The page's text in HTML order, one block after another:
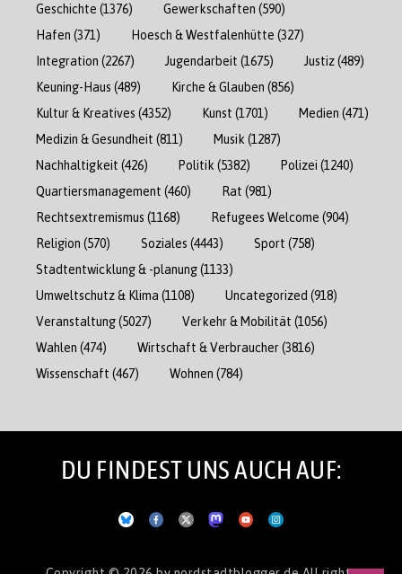
Geschichte (1376) Gewerkschaften (590)
Hafen (371) Hoesch & Westfalenhütte (327)
Integration (2267) Jugendarbeit (1675) Justiz(489)
Keuning-Haus (489) Kirche & Glauben (856)
Kultur & Kreatives (4352) Kunst (1701) Medien (471)
Medizin & Gesundheit (811) Musik (1287)
Nachhaltigkeit (426) Politik (5382) Polizei (1240)
Quartiersmanagement (460) Rat (981)
Rechtsextremismus (1168) Refugees Welcome (904)
Religion (570) Soziales (4443) Sport (758)
Stadtentwicklung & -planung(1133)
Umweltschutz & Klima (1108) Uncategorized (918)
Veranstaltung(5027) Verkehr & Mobilität (1056)
Wahlen (474) Wirtschaft & Verbraucher(3816)
Wissenschaft (467) Wohnen (784)
DU FINDEST UNS AUCH AUF: